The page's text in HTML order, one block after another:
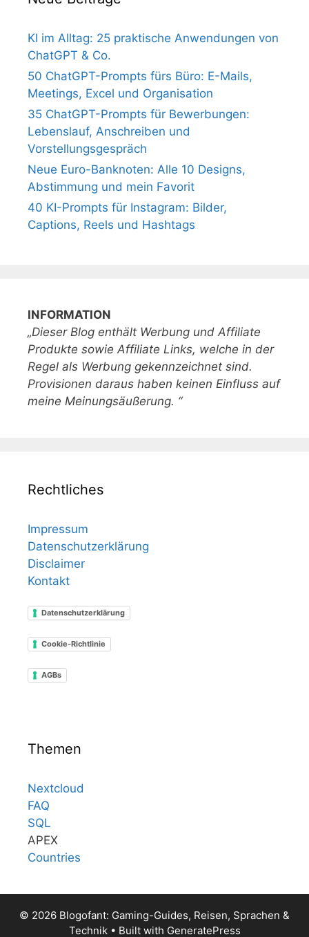
KI im Alltag: 25 praktische Anwendungen von
ChatGPT & Co.
50 ChatGPT-Prompts fürs Büro: E-Mails,
Meetings, Excel und Organisation
35 ChatGPT-Prompts für Bewerbungen:
Lebenslauf, Anschreiben und
Vorstellungsgespräch
Neue Euro-Banknoten: Alle 10 Designs,
Abstimmung und mein Favorit
40 KI-Prompts für Instagram: Bilder,
Captions, Reels und Hashtags
INFORMATION
„Dieser Blog enthält Werbung und Affiliate
Produkte sowie Affiliate Links, welche in der
Regel als Werbung gekennzeichnet sind.
Provisionen daraus haben keinen Einfluss auf
meine Meinungsäußerung. “
Rechtliches
Impressum
Datenschutzerklärung
Disclaimer
Kontakt
Datenschutzerklärung
Cookie-Richtlinie
AGBs
Themen
Nextcloud
FAQ
SQL
APEX
Countries
© 2026 Blogofant: Gaming-Guides, Reisen, Sprachen &
Technik• Built with GeneratePress